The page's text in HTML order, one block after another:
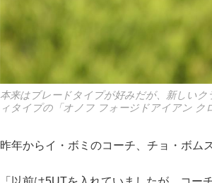
本来はブレードタイプが好みだが、新しい
ィタイプの「オノフ フォージドアイアン ク
昨年からイ・ボミのコーチ、チョ・ボム